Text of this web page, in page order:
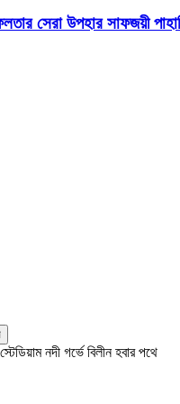
সেরা উপহার সাফজয়ী
নদী গর্ভে বিলীন হবার পথে